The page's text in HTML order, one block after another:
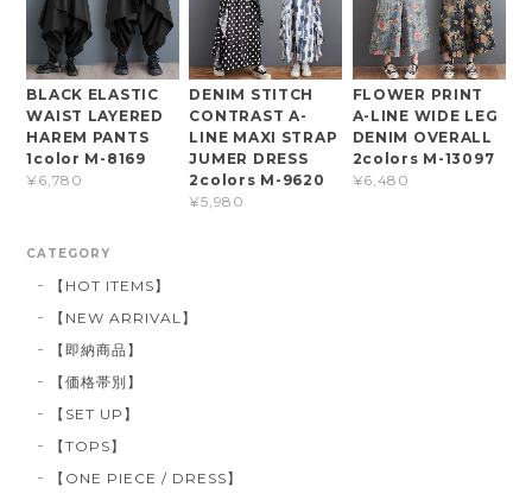
BLACK ELASTIC
WAIST LAYERED
HAREM PANTS
1color M-8169
¥6,780
DENIM STITCH
CONTRAST A-
LINE MAXI STRAP
JUMER DRESS
2colors M-9620
¥5,980
FLOWER PRINT
A-LINE WIDE LEG
DENIM OVERALL
2colors M-13097
¥6,480
CATEGORY
【HOT ITEMS】
【NEW ARRIVAL】
【即納商品】
【価格帯別】
【SET UP】
【TOPS】
【ONE PIECE / DRESS】